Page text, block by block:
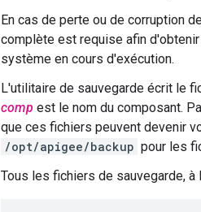
En cas de perte ou de corruption
complète est requise afin
système en cours d'exécution.
L'utilitaire de sauvegarde écrit le
comp est le nom du composant.
que ces fichiers peuvent devenir
/opt/apigee/backup pour les
Tous les fichiers de sauvegarde,